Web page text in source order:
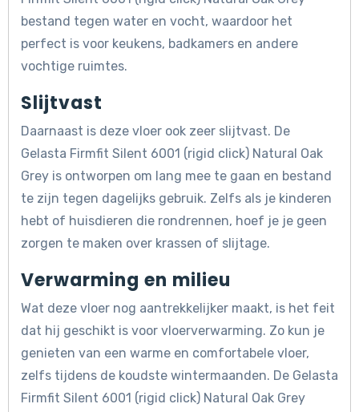
bestand tegen water en vocht, waardoor het
perfect is voor keukens, badkamers en andere
vochtige ruimtes.
Slijtvast
Daarnaast is deze vloer ook zeer slijtvast. De
Gelasta Firmfit Silent 6001 (rigid click) Natural Oak
Grey is ontworpen om lang mee te gaan en bestand
te zijn tegen dagelijks gebruik. Zelfs als je kinderen
hebt of huisdieren die rondrennen, hoef je je geen
zorgen te maken over krassen of slijtage.
Verwarming en milieu
Wat deze vloer nog aantrekkelijker maakt, is het feit
dat hij geschikt is voor vloerverwarming. Zo kun je
genieten van een warme en comfortabele vloer,
zelfs tijdens de koudste wintermaanden. De Gelasta
Firmfit Silent 6001 (rigid click) Natural Oak Grey